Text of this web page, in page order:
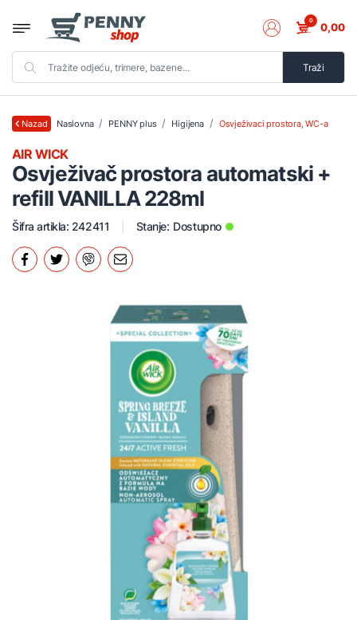
Traži
0 0,00
Nazad Naslovna PENNY plus Higijena Osvježivaci prostora, WC-a
Osvježivač prostora automatski +
refill VANILLA 228ml
AIR WICK
Šifra artikla: 242411 Stanje: Dostupno